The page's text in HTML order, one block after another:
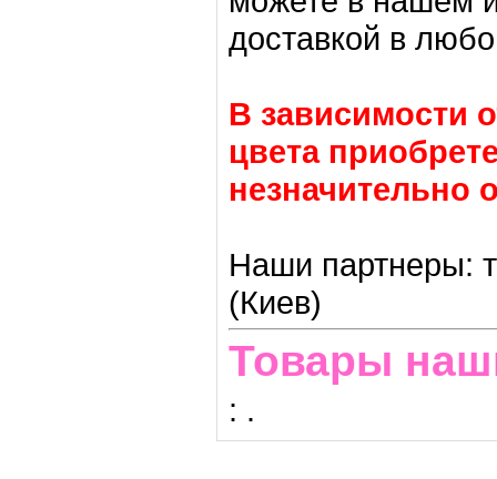
доставкой в
В зависимости
цвета
незначительно
Наши партнеры:
(Киев)
Товары
: .